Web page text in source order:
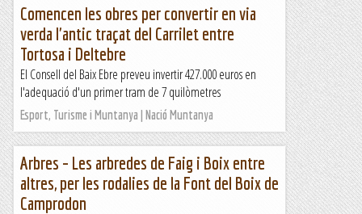
Comencen les obres per convertir en via
verda l'antic traçat del Carrilet entre
Tortosa i Deltebre
El Consell del Baix Ebre preveu invertir 427.000 euros en
l'adequació d'un primer tram de 7 quilòmetres
Esport, Turisme i Muntanya | Nació Muntanya
Arbres – Les arbredes de Faig i Boix entre
altres, per les rodalies de la Font del Boix de
Camprodon